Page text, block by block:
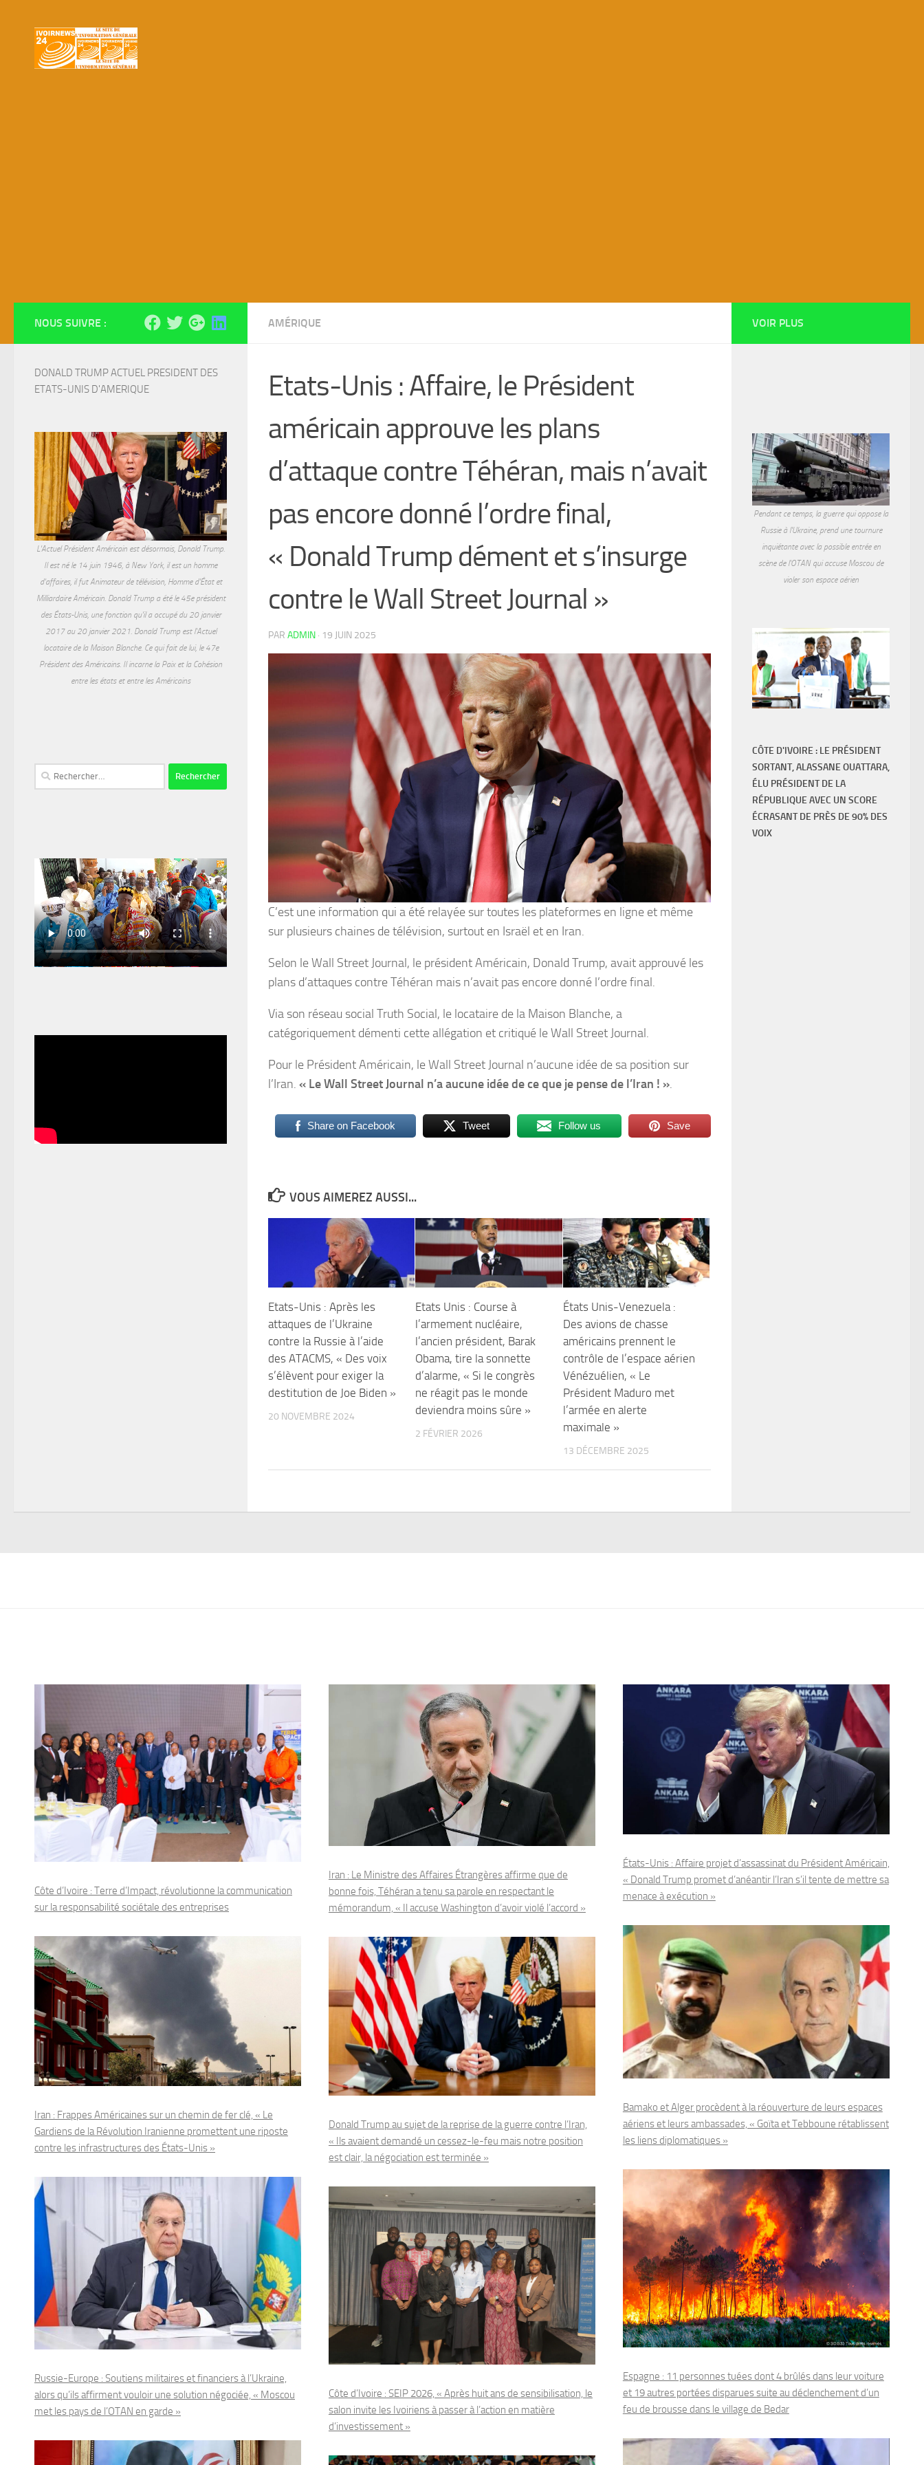
AMÉRIQUE
Etats-Unis : Affaire, le Président
américain approuve les plans
d’attaque contre Téhéran, mais n’avait
pas encore donné l’ordre final,
« Donald Trump dément et s’insurge
contre le Wall Street Journal »
PAR ADMIN · 19 JUIN 2025
C’est une information qui a été relayée sur toutes les plateformes en ligne et même
sur plusieurs chaines de télévision, surtout en Israël et en Iran.
Selon le Wall Street Journal, le président Américain, Donald Trump, avait approuvé les
plans d’attaques contre Téhéran mais n’avait pas encore donné l’ordre final.
Via son réseau social Truth Social, le locataire de la Maison Blanche, a
catégoriquement démenti cette allégation et critiqué le Wall Street Journal.
Pour le Président Américain, le Wall Street Journal n’aucune idée de sa position sur
l’Iran. « Le Wall Street Journal n’a aucune idée de ce que je pense de l’Iran ! ».
Share on Facebook Tweet Follow us Save
VOUS AIMEREZ AUSSI...
Etats-Unis : Après les
attaques de l’Ukraine
contre la Russie à l’aide
des ATACMS, « Des voix
s’élèvent pour exiger la
destitution de Joe Biden »
20 NOVEMBRE 2024
Etats Unis : Course à
l’armement nucléaire,
l’ancien président, Barak
Obama, tire la sonnette
d’alarme, « Si le congrès
ne réagit pas le monde
deviendra moins sûre »
2 FÉVRIER 2026
États Unis-Venezuela :
Des avions de chasse
américains prennent le
contrôle de l’espace aérien
Vénézuélien, « Le
Président Maduro met
l’armée en alerte
maximale »
13 DÉCEMBRE 2025
NOUS SUIVRE :
DONALD TRUMP ACTUEL PRESIDENT DES
ETATS-UNIS D'AMERIQUE
L'Actuel Président Américain est désormais, Donald Trump.
Il est né le 14 juin 1946, à New York, il est un homme
d'affaires, il fut Animateur de télévision, Homme d'État et
Milliardaire Américain. Donald Trump a été le 45e président
des États-Unis, une fonction qu'il a occupé du 20 janvier
2017 au 20 janvier 2021. Donald Trump est l'Actuel
locataire de la Maison Blanche. Ce qui fait de lui, le 47e
Président des Américains. Il incarne la Paix et la Cohésion
entre les états et entre les Américains
Rechercher :
VOIR PLUS
Pendant ce temps, la guerre qui oppose la
Russie à l'Ukraine, prend une tournure
inquiétante avec la possible entrée en
scène de l'OTAN qui accuse Moscou de
violer son espace aérien
CÔTE D'IVOIRE : LE PRÉSIDENT
SORTANT, ALASSANE OUATTARA,
ÉLU PRÉSIDENT DE LA
RÉPUBLIQUE AVEC UN SCORE
ÉCRASANT DE PRÈS DE 90% DES
VOIX
Côte d’Ivoire : Terre d’Impact, révolutionne la communication
sur la responsabilité sociétale des entreprises
Iran : Frappes Américaines sur un chemin de fer clé, « Le
Gardiens de la Révolution Iranienne promettent une riposte
contre les infrastructures des États-Unis »
Russie-Europe : Soutiens militaires et financiers à l’Ukraine,
alors qu’ils affirment vouloir une solution négociée, « Moscou
met les pays de l’OTAN en garde »
Iran : Le Ministre des Affaires Étrangères affirme que de
bonne fois, Téhéran a tenu sa parole en respectant le
mémorandum, « Il accuse Washington d’avoir violé l’accord »
Donald Trump au sujet de la reprise de la guerre contre l’Iran,
« Ils avaient demandé un cessez-le-feu mais notre position
est clair, la négociation est terminée »
Côte d’Ivoire : SEIP 2026, « Après huit ans de sensibilisation, le
salon invite les Ivoiriens à passer à l’action en matière
d’investissement »
États-Unis : Affaire projet d’assassinat du Président Américain,
« Donald Trump promet d’anéantir l’Iran s’il tente de mettre sa
menace à exécution »
Bamako et Alger procèdent à la réouverture de leurs espaces
aériens et leurs ambassades, « Goïta et Tebboune rétablissent
les liens diplomatiques »
Espagne : 11 personnes tuées dont 4 brûlés dans leur voiture
et 19 autres portées disparues suite au déclenchement d’un
feu de brousse dans le village de Bedar